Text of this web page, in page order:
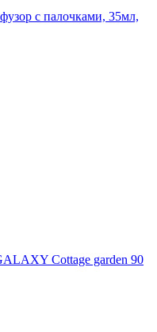
с палочками, 35мл,
Cottage garden 90